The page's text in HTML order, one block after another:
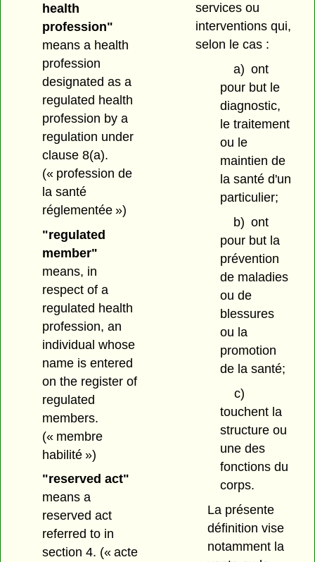
health
profession"
means a health
profession
designated as a
regulated health
profession by a
regulation under
clause 8(a).
(« profession de
la santé
réglementée »)
"regulated
member"
means, in
respect of a
regulated health
profession, an
individual whose
name is entered
on the register of
regulated
members.
(« membre
habilité »)
"reserved act"
means a
reserved act
referred to in
section 4. (« acte
services ou
interventions qui,
selon le cas :
a) ont
pour but le
diagnostic,
le traitement
ou le
maintien de
la santé d'un
particulier;
b) ont
pour but la
prévention
de maladies
ou de
blessures
ou la
promotion
de la santé;
c)
touchent la
structure ou
une des
fonctions du
corps.
La présente
définition vise
notamment la